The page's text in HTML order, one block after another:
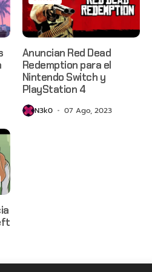
Anuncian Red Dead
Redemption para el
Nintendo Switch y
PlayStation 4
N3k0 07 Ago, 2023